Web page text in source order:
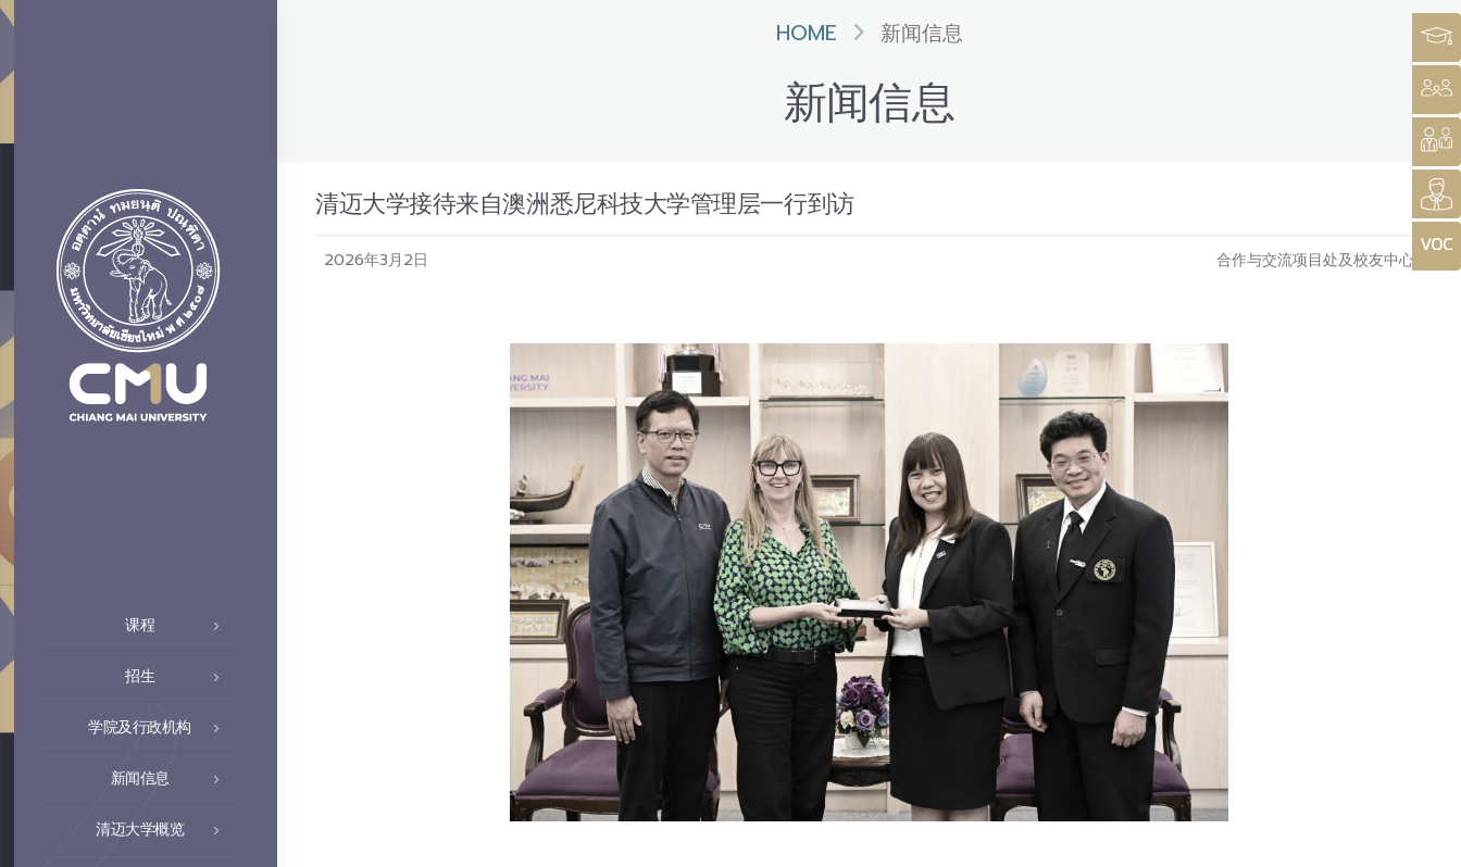
课程
招生
学院及行政机构
新闻信息
清迈大学概览
HOME 新闻信息
新闻信息
清迈大学接待来自澳洲悉尼科技大学管理层一行到访
2026年3月2日 合作与交流项目处及校友中心